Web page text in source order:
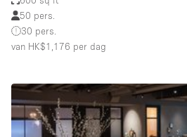
Airconditioning
Animals Friendly
Auto display
Badkamer
50 pers.
30 pers.
van HK$1,176 per dag